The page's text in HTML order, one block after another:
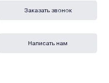
Заказать звонок
Написать нам